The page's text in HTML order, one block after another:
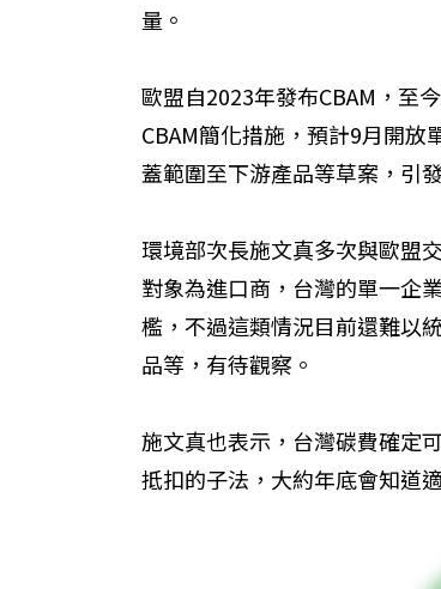
量。
歐盟自2023年發布CBAM，至
CBAM簡化措施，預計9月開
蓋範圍至下游產品等草案，引
環境部次長施文真多次與歐盟
對象為進口商，台灣的單一企
檻，不過這類情況目前還難以
品等，有待觀察。
施文真也表示，台灣碳費確定
抵扣的子法，大約年底會知道